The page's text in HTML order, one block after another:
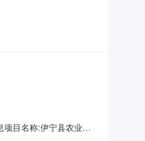
应文件。一、采购项
目名称:伊宁县农业农